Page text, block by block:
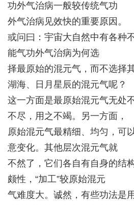
功外气治病一般较传统气功
外气治病见效快的重要原因。
或问曰：宇宙大自然中有各种
能气功外气治病为何选
择最原始的混元气，而不选择
湖海、日月星辰的混元气呢？
这一方面是最原始混元气无处
不尽，用之不竭。另一方面，
原始混元气最精细、均匀，可
意变化。其他层次混元气就
不然了，它们各自有自身的结
颇性，“加工”较原始混元
气难度大。诚然，有些功法是